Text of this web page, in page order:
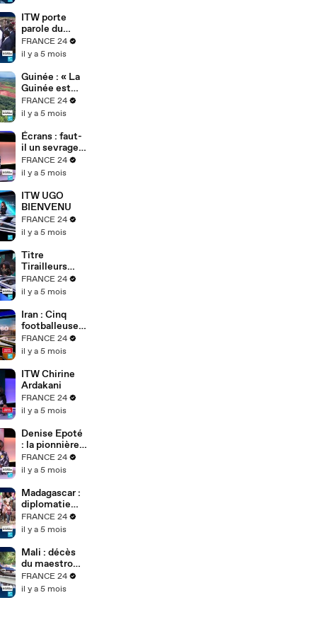
ITW porte
parole du
gouvernemen
t tchadien
FRANCE 24
il y a 5 mois
Guinée : « La
Guinée est
une dictature
» – Cellou
dénonce le
régime
Doumbouya
FRANCE 24
il y a 5 mois
Écrans : faut-
il un sevrage
numérique ?
Najat Vallaud-
alerte
FRANCE 24
il y a 5 mois
ITW UGO
BIENVENU
FRANCE 24
il y a 5 mois
Titre
Tirailleurs
africains :
l’exposition
Bonaventure
Soh Bejeng
Ndikung à
Berlin
FRANCE 24
il y a 5 mois
Iran : Cinq
footballeuses
iraniennes
obtiennent
Australie
FRANCE 24
il y a 5 mois
ITW Chirine
Ardakani
FRANCE 24
il y a 5 mois
Denise Epoté
: la pionnière
du journal
télévisé
raconte 40
ans de
carrière
FRANCE 24
il y a 5 mois
Madagascar :
diplomatie
tous azimuts
du président
après le
putsch
FRANCE 24
il y a 5 mois
Mali : décès
du maestro
Boncana
Maïga,
FRANCE 24
il y a 5 mois